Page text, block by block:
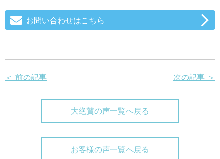
お問い合わせはこちら
＜ 前の記事 次の記事 ＞
大絶賛の声一覧へ戻る
お客様の声一覧へ戻る